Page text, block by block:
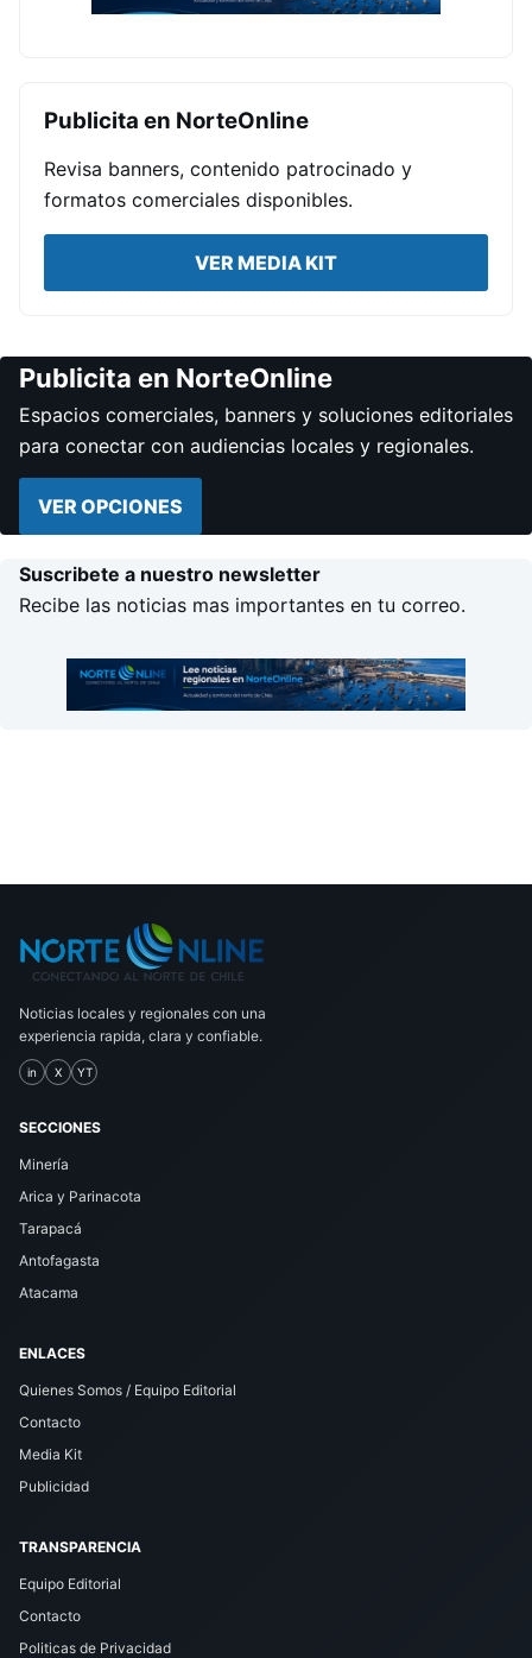
Publicita en NorteOnline
Revisa banners, contenido patrocinado y
formatos comerciales disponibles.
VER MEDIA KIT
Publicita en NorteOnline
Espacios comerciales, banners y soluciones editoriales
para conectar con audiencias locales y regionales.
VER OPCIONES
Suscribete a nuestro newsletter
Recibe las noticias mas importantes en tu correo.
Noticias locales y regionales con una
experiencia rapida, clara y confiable.
in X YT
SECCIONES
Minería
Arica y Parinacota
Tarapacá
Antofagasta
Atacama
ENLACES
Quienes Somos / Equipo Editorial
Contacto
Media Kit
Publicidad
TRANSPARENCIA
Equipo Editorial
Contacto
Politicas de Privacidad